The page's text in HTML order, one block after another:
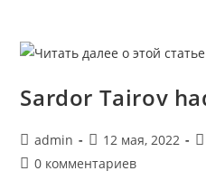
Sardor Tairov
Автор
записи:
admin
Запись
опубликована:
12 мая, 2022
Комментарии
0 комментариев